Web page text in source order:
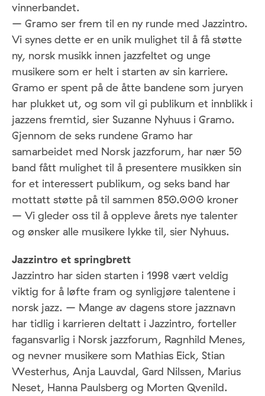
vinnerbandet.
– Gramo ser frem til en ny runde med Jazzintro.
Vi synes dette er en unik mulighet til å få støtte
ny, norsk musikk innen jazzfeltet og unge
musikere som er helt i starten av sin karriere.
Gramo er spent på de åtte bandene som juryen
har plukket ut, og som vil gi publikum et innblikk i
jazzens fremtid, sier Suzanne Nyhuus i Gramo.
Gjennom de seks rundene Gramo har
samarbeidet med Norsk jazzforum, har nær 50
band fått mulighet til å presentere musikken sin
for et interessert publikum, og seks band har
mottatt støtte på til sammen 850.000 kroner
– Vi gleder oss til å oppleve årets nye talenter
og ønsker alle musikere lykke til, sier Nyhuus.
Jazzintro et springbrett
Jazzintro har siden starten i 1998 vært veldig
viktig for å løfte fram og synligjøre talentene i
norsk jazz. – Mange av dagens store jazznavn
har tidlig i karrieren deltatt i Jazzintro, forteller
fagansvarlig i Norsk jazzforum, Ragnhild Menes,
og nevner musikere som Mathias Eick, Stian
Westerhus, Anja Lauvdal, Gard Nilssen, Marius
Neset, Hanna Paulsberg og Morten Qvenild.